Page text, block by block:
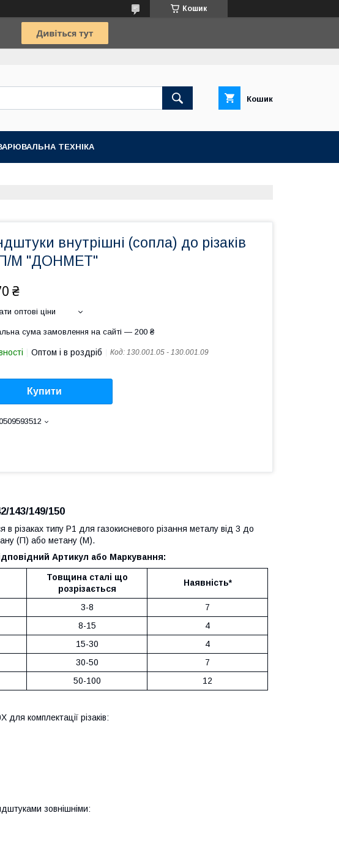
Кошик
Кошик
ТЕХНІКА
внутрішні (сопла) до різаків
М "ДОНМЕТ"
₴
оптові ціни
сума замовлення на сайті — 200 ₴
Оптом і в роздріб Код: 130.001.05 - 130.001.09
Купити
143/149/150
в різаках типу Р1 для газокисневого різання металу від 3 до
(П) або метану (М).
Артикул або Маркування:
Товщина сталі що
розрізається
Наявність*
3-8
7
8-15
4
15-30
4
30-50
7
50-100 12
комплектації різаків:
зовнішніми: